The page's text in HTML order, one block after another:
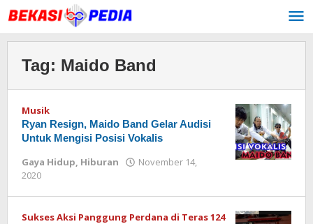
Lewati
ke
konten
Tag: Maido Band
Musik
Ryan Resign, Maido Band Gelar Audisi
Untuk Mengisi Posisi Vokalis
Gaya Hidup, Hiburan
November 14,
2020
Sukses Aksi Panggung Perdana di Teras 124